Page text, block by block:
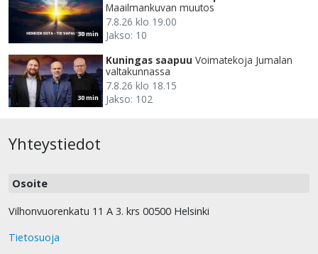
30 min
Maailmankuvan muutos
7.8.26 klo 19.00
Jakso: 10
30 min
Kuningas saapuu Voimatekoja Jumalan
valtakunnassa
7.8.26 klo 18.15
Jakso: 102
Yhteystiedot
Osoite
Vilhonvuorenkatu 11 A 3. krs 00500 Helsinki
Tietosuoja